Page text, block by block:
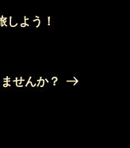
しよう！
せんか？